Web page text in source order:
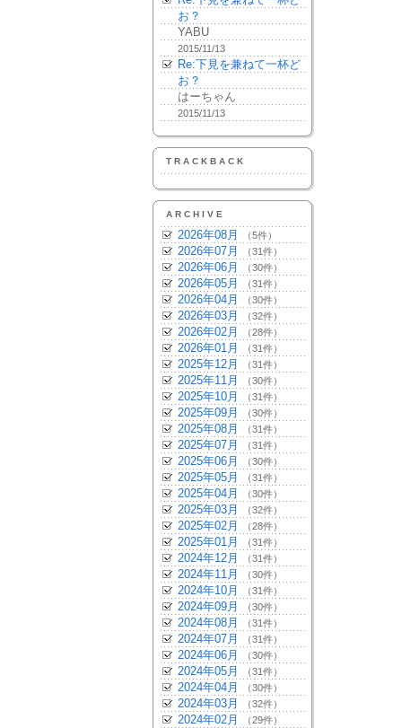
お？
YABU
2015/11/13
Re:下見を兼ねて一杯ど
お？
はーちゃん
2015/11/13
TRACKBACK
ARCHIVE
2026年08月 （5件）
2026年07月 （31件）
2026年06月 （30件）
2026年05月 （31件）
2026年04月 （30件）
2026年03月 （32件）
2026年02月 （28件）
2026年01月 （31件）
2025年12月 （31件）
2025年11月 （30件）
2025年10月 （31件）
2025年09月 （30件）
2025年08月 （31件）
2025年07月 （31件）
2025年06月 （30件）
2025年05月 （31件）
2025年04月 （30件）
2025年03月 （32件）
2025年02月 （28件）
2025年01月 （31件）
2024年12月 （31件）
2024年11月 （30件）
2024年10月 （31件）
2024年09月 （30件）
2024年08月 （31件）
2024年07月 （31件）
2024年06月 （30件）
2024年05月 （31件）
2024年04月 （30件）
2024年03月 （32件）
2024年02月 （29件）